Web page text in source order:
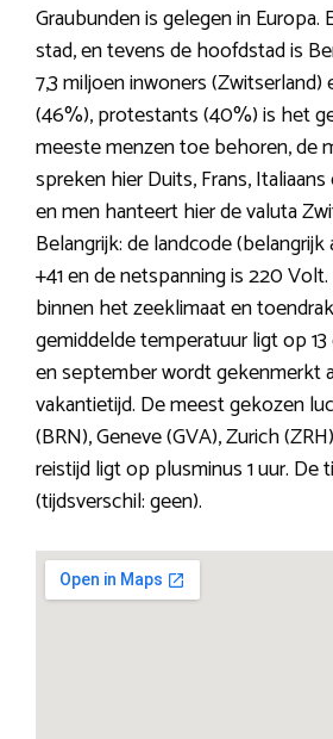
Graubunden is gelegen in Europa.
stad, en tevens de hoofdstad is
7,3 miljoen inwoners
(46%), protestants (40%) is het
meeste menzen toe behoren, de
spreken hier Duits, Frans,
en men hanteert hier de valuta
Belangrijk: de landcode
+41 en de netspanning is 220
binnen het zeeklimaat en
gemiddelde temperatuur ligt op 13
en september wordt gekenmerkt
vakantietijd. De meest gekozen
(BRN), Geneve (GVA), Zurich
reistijd ligt op plusminus 1 uur. De
(tijdsverschil: geen).